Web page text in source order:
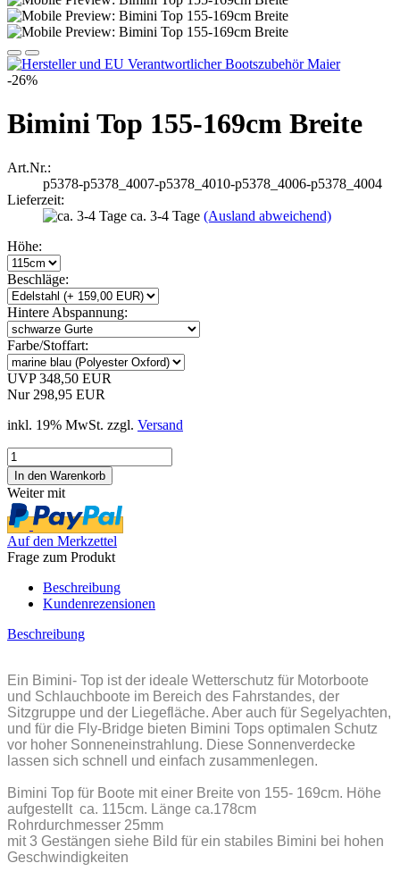
-26%
Bimini Top 155-169cm Breite
Art.Nr.:
p5378-p5378_4007-p5378_4010-p5378_4006-p5378_4004
Lieferzeit:
ca. 3-4 Tage (Ausland abweichend)
Höhe:
Beschläge:
Hintere Abspannung:
Farbe/Stoffart:
UVP 348,50 EUR
Nur 298,95 EUR
inkl. 19% MwSt. zzgl. Versand
Weiter mit
Auf den Merkzettel
Frage zum Produkt
Beschreibung
Kundenrezensionen
Beschreibung
Ein Bimini- Top ist der ideale Wetterschutz für Motorboote
und Schlauchboote im Bereich des Fahrstandes, der
Sitzgruppe und der Liegefläche. Aber auch für Segelyachten,
und für die Fly-Bridge bieten Bimini Tops optimalen Schutz
vor hoher Sonneneinstrahlung. Diese Sonnenverdecke
lassen sich schnell und einfach zusammenlegen.
Bimini Top für Boote mit einer Breite von 155- 169cm. Höhe
aufgestellt ca. 115cm. Länge ca.178cm
Rohrdurchmesser 25mm
mit 3 Gestängen siehe Bild für ein stabiles Bimini bei hohen
Geschwindigkeiten